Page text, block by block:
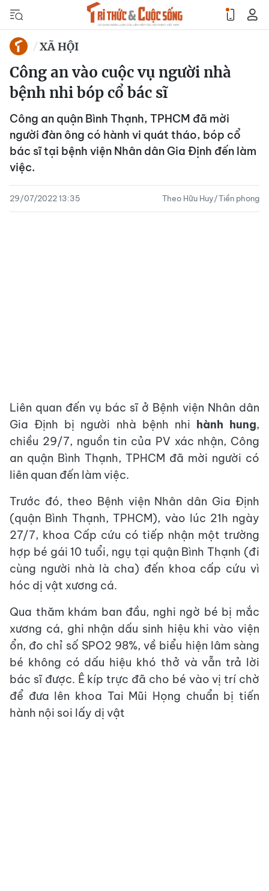
XÃ HỘI
Công an vào cuộc vụ người nhà
bệnh nhi bóp cổ bác sĩ
Công an quận Bình Thạnh, TPHCM đã mời
người đàn ông có hành vi quát tháo, bóp cổ
bác sĩ tại bệnh viện Nhân dân Gia Định đến làm
việc.
29/07/2022 13:35 Theo Hữu Huy/Tiền phong
Liên quan đến vụ bác sĩ ở Bệnh viện Nhân dân
Gia Định bị người nhà bệnh nhi hành hung,
chiều 29/7, nguồn tin của PV xác nhận, Công
an quận Bình Thạnh, TPHCM đã mời người có
liên quan đến làm việc.
Trước đó, theo Bệnh viện Nhân dân Gia Định
(quận Bình Thạnh, TPHCM), vào lúc 21h ngày
27/7, khoa Cấp cứu có tiếp nhận một trường
hợp bé gái 10 tuổi, ngụ tại quận Bình Thạnh (đi
cùng người nhà là cha) đến khoa cấp cứu vì
hóc dị vật xương cá.
Qua thăm khám ban đầu, nghi ngờ bé bị mắc
xương cá, ghi nhận dấu sinh hiệu khi vào viện
ổn, đo chỉ số SPO2 98%, về biểu hiện lâm sàng
bé không có dấu hiệu khó thở và vẫn trả lời
bác sĩ được. Ê kíp trực đã cho bé vào vị trí chờ
để đưa lên khoa Tai Mũi Họng chuẩn bị tiến
hành nội soi lấy dị vật